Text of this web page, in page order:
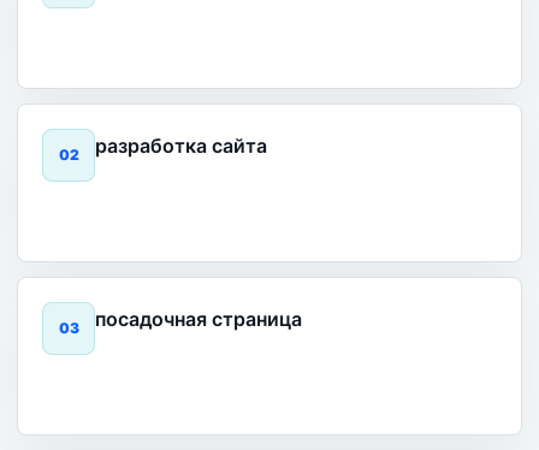
02 разработка сайта
03 посадочная страница